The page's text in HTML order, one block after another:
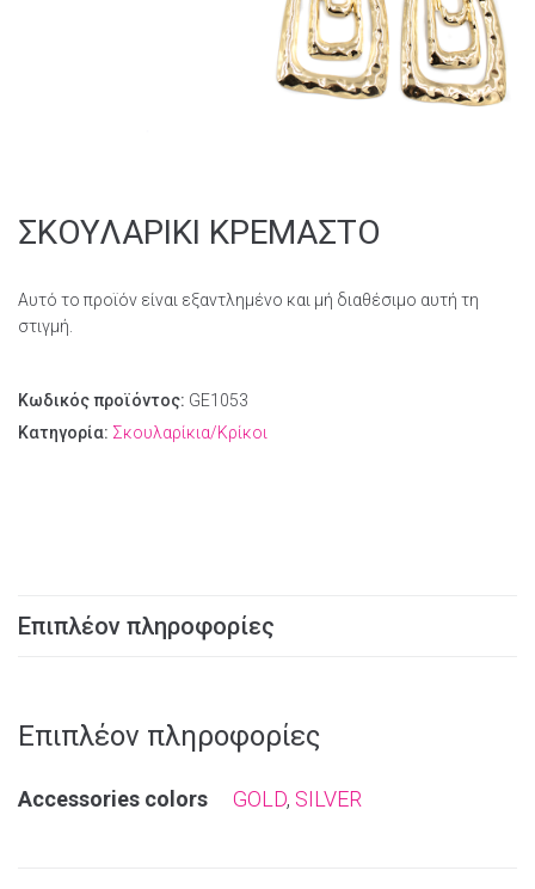
ΣΚΟΥΛΑΡΙΚΙ ΚΡΕΜΑΣΤΟ
Αυτό το προϊόν είναι εξαντλημένο και μή διαθέσιμο αυτή τη
στιγμή.
Κωδικός προϊόντος: GE1053
Κατηγορία: Σκουλαρίκια/Κρίκοι
Επιπλέον πληροφορίες
Επιπλέον πληροφορίες
Αccessories colors GOLD, SILVER